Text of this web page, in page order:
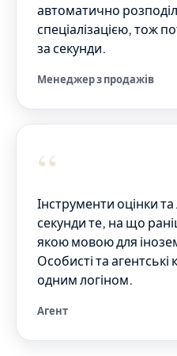
автоматично
спеціалізацією, тож
за секунди.
Менеджер з продажів
“
Інструменти оцінки
секунди те, на що
якою мовою для
Особисті та агентські
одним логіном.
Агент